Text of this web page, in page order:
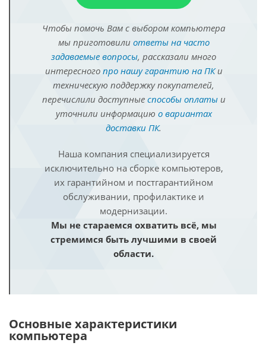
Чтобы помочь Вам с выбором компьютера
мы приготовили ответы на часто
задаваемые вопросы, рассказали много
интересного про нашу гарантию на ПКи
техническую поддержку покупателей,
перечислили доступные способы оплатыи
уточнили информацию о вариантах
доставки ПК.
Наша компания специализируется
исключительно на сборке компьютеров,
их гарантийном и постгарантийном
обслуживании, профилактике и
модернизации.
Мы не стараемся охватить всё, мы
стремимся быть лучшими в своей
области.
Основные характеристики
компьютера